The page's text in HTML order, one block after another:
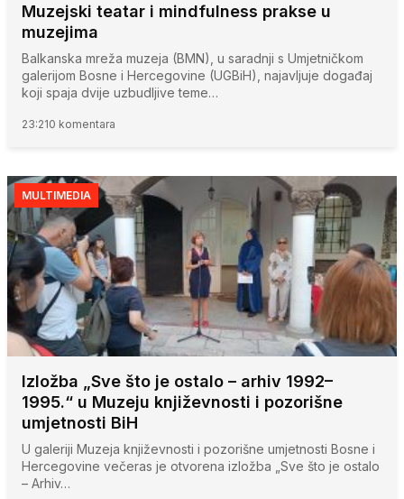
Muzejski teatar i mindfulness prakse u
muzejima
Balkanska mreža muzeja (BMN), u saradnji s Umjetničkom
galerijom Bosne i Hercegovine (UGBiH), najavljuje događaj
koji spaja dvije uzbudljive teme…
23:210 komentara
MULTIMEDIA
Izložba „Sve što je ostalo – arhiv 1992–
1995.“ u Muzeju književnosti i pozorišne
umjetnosti BiH
U galeriji Muzeja književnosti i pozorišne umjetnosti Bosne i
Hercegovine večeras je otvorena izložba „Sve što je ostalo
– Arhiv…